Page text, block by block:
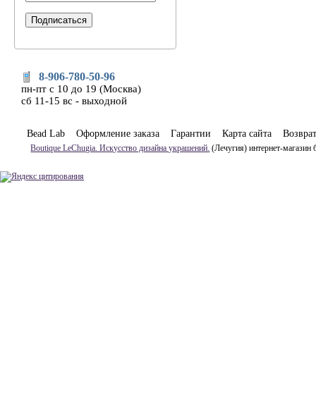
8-906-780-50-96
пн-пт с 10 до 19 (Москва)
сб 11-15 вс - выходной
Bead Lab Оформление заказа Гарантии Карта сайта Возврат
Boutique LeChugia. Искусство дизайна украшений. (Лечугия) интернет-